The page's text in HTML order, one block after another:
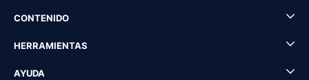
CONTENIDO
HERRAMIENTAS
AYUDA